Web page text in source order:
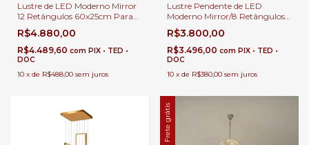
Lustre de LED Moderno Mirror
12 Retângulos 60x25cm Para
Casas Pé Direito Duplo e Alto
R$4.880,00
R$4.489,60 com PIX • TED •
DOC
10 x de R$488,00 sem juros
Lustre Pendente de LED
Moderno Mirror/8 Retângulos
60x25cm Para Casas Pé Direito
Duplo e Alto
R$3.800,00
R$3.496,00 com PIX • TED •
DOC
10 x de R$380,00 sem juros
Frete grátis